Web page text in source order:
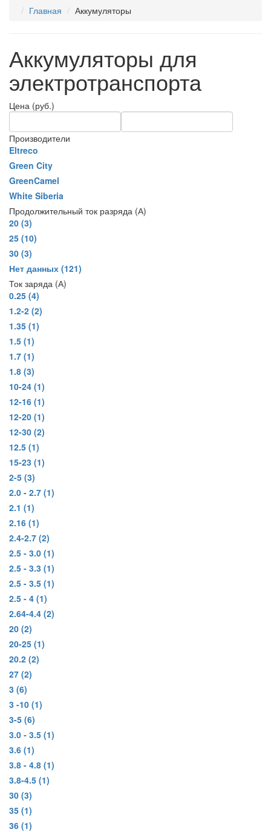
Главная Аккумуляторы
Аккумуляторы для
электротранспорта
Цена (руб.)
Производители
Eltreco
Green City
GreenCamel
White Siberia
Продолжительный ток разряда (А)
20 (3)
25 (10)
30 (3)
Нет данных (121)
Ток заряда (А)
0.25 (4)
1.2-2 (2)
1.35 (1)
1.5 (1)
1.7 (1)
1.8 (3)
10-24 (1)
12-16 (1)
12-20 (1)
12-30 (2)
12.5 (1)
15-23 (1)
2-5 (3)
2.0 - 2.7 (1)
2.1 (1)
2.16 (1)
2.4-2.7 (2)
2.5 - 3.0 (1)
2.5 - 3.3 (1)
2.5 - 3.5 (1)
2.5 - 4 (1)
2.64-4.4 (2)
20 (2)
20-25 (1)
20.2 (2)
27 (2)
3 (6)
3 -10 (1)
3-5 (6)
3.0 - 3.5 (1)
3.6 (1)
3.8 - 4.8 (1)
3.8-4.5 (1)
30 (3)
35 (1)
36 (1)